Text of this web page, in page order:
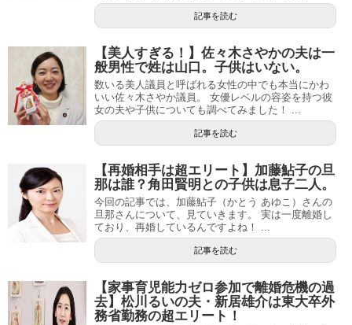
記事を読む
【美人すぎる！】佐々木さやかの夫は一
般男性で姓は山口。子供はいない。
数いる美人議員と呼ばれる女性の中でも本当にかわ
いい佐々木さやか議員。 女優レベルの容姿を持つ彼
女の夫や子供についても調べてみました！ ...
記事を読む
【再婚相手は超エリート】加藤鮎子の旦
那は誰？角田賢明との子供は息子二人。
今回の記事では、加藤鮎子（かとう あゆこ）さんの
旦那さんについて、見ていきます。 実は一度離婚し
ており、再婚しているんですよね！ ...
記事を読む
【家事育児能力ゼロ参加で離婚危機の過
去】松川るいの夫・新居雄介は東大卒外
務省勤務の超エリート！